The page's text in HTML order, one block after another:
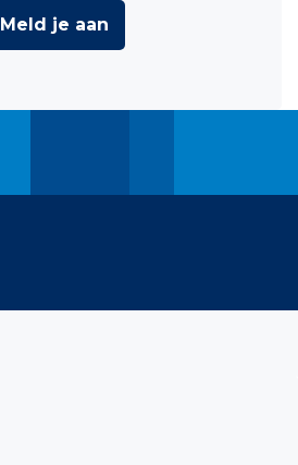
Meld je aan